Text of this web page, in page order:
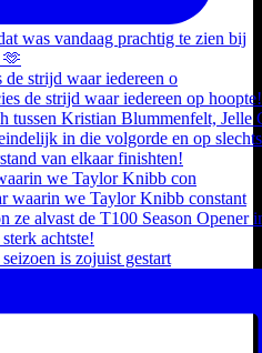
strijd waar iedereen o
we Taylor Knibb con
is zojuist gestart